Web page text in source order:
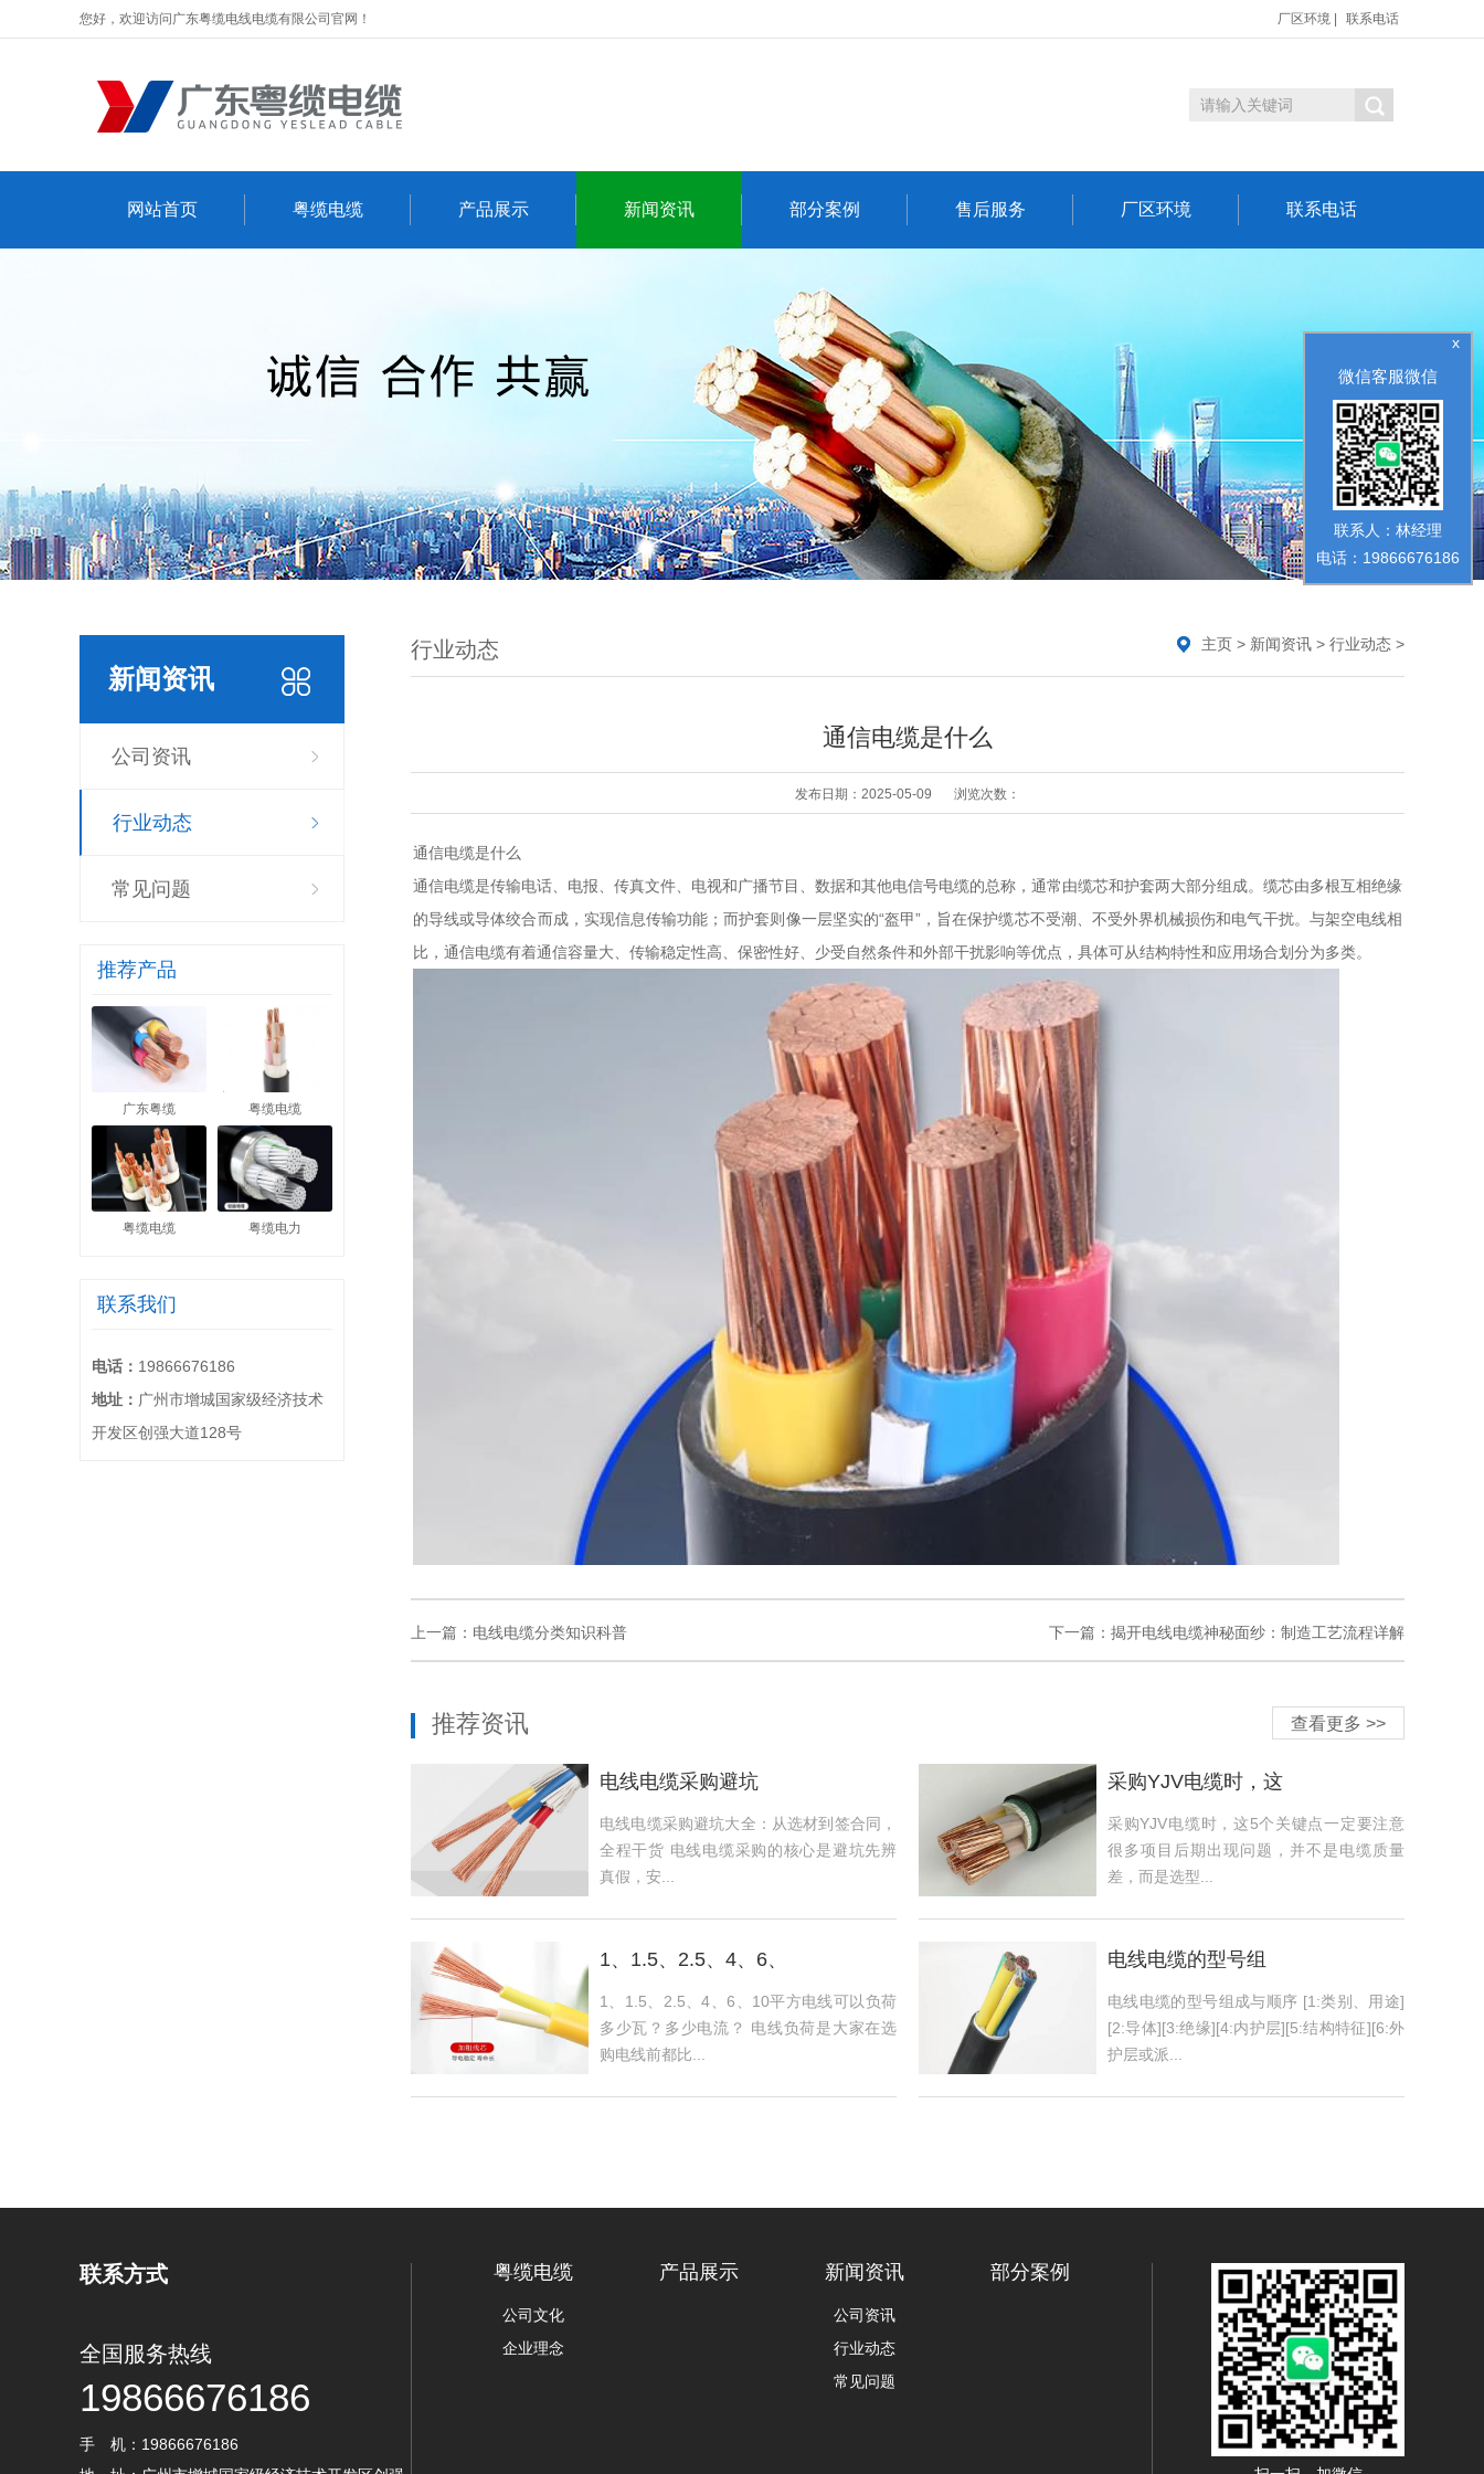
您好，欢迎访问广东粤缆电线电缆有限公司官网！ 厂区环境 联系电话
网站首页 粤缆电缆 产品展示 新闻资讯 部分案例 售后服务 厂区环境 联系电话
新闻资讯
公司资讯
行业动态
常见问题
推荐产品
广东粤缆 粤缆电缆
粤缆电缆 粤缆电力
联系我们
电话： 19866676186
地址： 广州市增城国家级经济技术
开发区创强大道128号
主页 > 新闻资讯 > 行业动态 >
行业动态
通信电缆是什么
发布日期：2025-05-09 浏览次数：
通信电缆是什么
通信电缆是传输电话、电报、传真文件、电视和广播节目、数据和其他电信号电缆的总称，通常由缆芯和护套两大部分组成。缆芯由多根互相绝缘
的导线或导体绞合而成，实现信息传输功能；而护套则像一层坚实的“盔甲”，旨在保护缆芯不受潮、不受外界机械损伤和电气干扰。与架空电线相
比，通信电缆有着通信容量大、传输稳定性高、保密性好、少受自然条件和外部干扰影响等优点，具体可从结构特性和应用场合划分为多类。
上一篇： 电线电缆分类知识科普 下一篇： 揭开电线电缆神秘面纱：制造工艺流程详解
查看更多 >>
推荐资讯
电线电缆采购避坑
电线电缆采购避坑大全：从选材到签合同，
全程干货 电线电缆采购的核心是避坑先辨
真假，安...
采购YJV电缆时，这
采购YJV电缆时，这5个关键点一定要注意
很多项目后期出现问题，并不是电缆质量
差，而是选型...
1、1.5、2.5、4、6、
1、1.5、2.5、4、6、10平方电线可以负荷
多少瓦？多少电流？ 电线负荷是大家在选
购电线前都比...
电线电缆的型号组
电线电缆的型号组成与顺序 [1:类别、用途]
[2:导体][3:绝缘][4:内护层][5:结构特征][6:外
护层或派...
联系方式
全国服务热线
19866676186
手 机：19866676186
粤缆电缆
公司文化
企业理念
产品展示 新闻资讯
公司资讯
行业动态
常见问题
部分案例
x
微信客服微信
联系人：林经理
电话：19866676186